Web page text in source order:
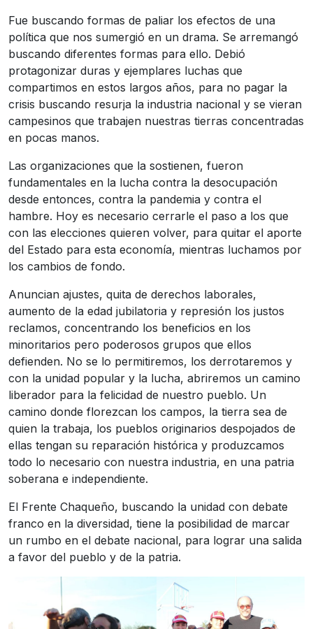
Fue buscando formas de paliar los efectos de una
política que nos sumergió en un drama. Se arremangó
buscando diferentes formas para ello. Debió
protagonizar duras y ejemplares luchas que
compartimos en estos largos años, para no pagar la
crisis buscando resurja la industria nacional y se vieran
campesinos que trabajen nuestras tierras concentradas
en pocas manos.
Las organizaciones que la sostienen, fueron
fundamentales en la lucha contra la desocupación
desde entonces, contra la pandemia y contra el
hambre. Hoy es necesario cerrarle el paso a los que
con las elecciones quieren volver, para quitar el aporte
del Estado para esta economía, mientras luchamos por
los cambios de fondo.
Anuncian ajustes, quita de derechos laborales,
aumento de la edad jubilatoria y represión los justos
reclamos, concentrando los beneficios en los
minoritarios pero poderosos grupos que ellos
defienden. No se lo permitiremos, los derrotaremos y
con la unidad popular y la lucha, abriremos un camino
liberador para la felicidad de nuestro pueblo. Un
camino donde florezcan los campos, la tierra sea de
quien la trabaja, los pueblos originarios despojados de
ellas tengan su reparación histórica y produzcamos
todo lo necesario con nuestra industria, en una patria
soberana e independiente.
El Frente Chaqueño, buscando la unidad con debate
franco en la diversidad, tiene la posibilidad de marcar
un rumbo en el debate nacional, para lograr una salida
a favor del pueblo y de la patria.